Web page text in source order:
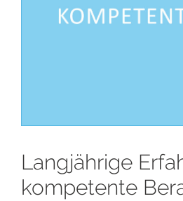
Langjährige
kompetente